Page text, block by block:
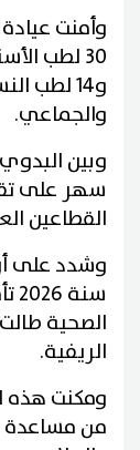
والجماعي.
وبين
سهر على
القطاعين
وشدد على
الصحية
الريفية.
ومكنت هذه
من مساعدة